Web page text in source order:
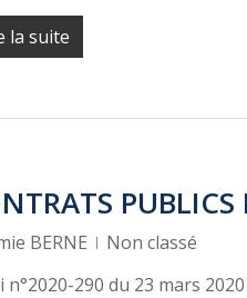
la suite
BERNE
Non classé
n°2020-290 du 23 mars